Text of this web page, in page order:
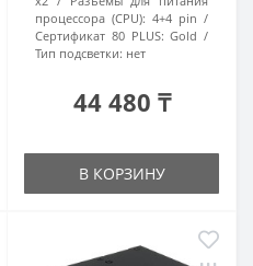
процессора (CPU): 4+4 pin
Сертификат 80 PLUS: Gold
Тип подсветки: нет
44 480 ₸
В КОРЗИНУ